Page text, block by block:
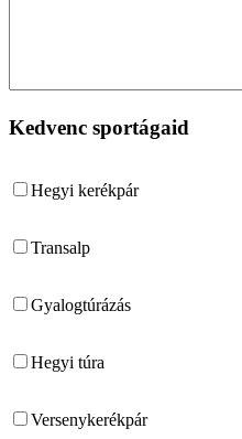
Kedvenc sportágaid
Hegyi kerékpár
Transalp
Gyalogtúrázás
Hegyi túra
Versenykerékpár